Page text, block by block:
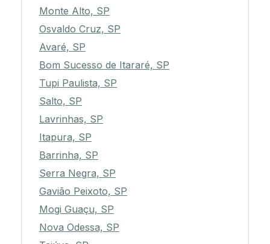
Monte Alto, SP
Osvaldo Cruz, SP
Avaré, SP
Bom Sucesso de Itararé, SP
Tupi Paulista, SP
Salto, SP
Lavrinhas, SP
Itapura, SP
Barrinha, SP
Serra Negra, SP
Gavião Peixoto, SP
Mogi Guaçu, SP
Nova Odessa, SP